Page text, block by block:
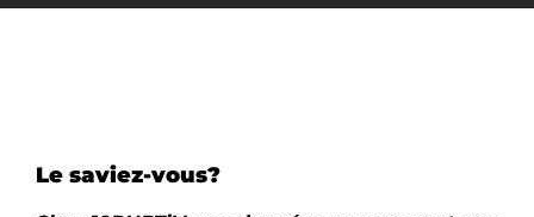
Le saviez-vous?